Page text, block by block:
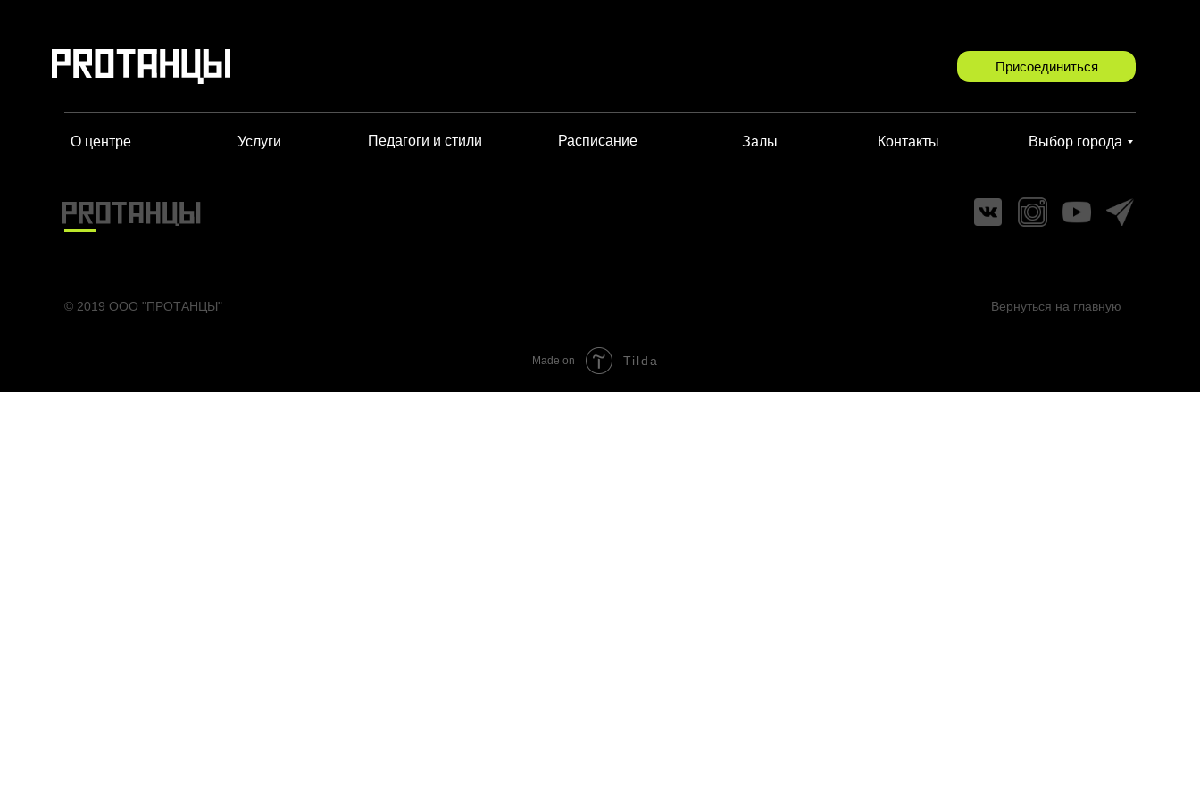
Расписание Залы
Педагоги и стили
О центре Контакты
Присоединиться
Услуги Выбор города
© 2019 ООО "ПРОТАНЦЫ" Вернуться на главную
Made on Tilda